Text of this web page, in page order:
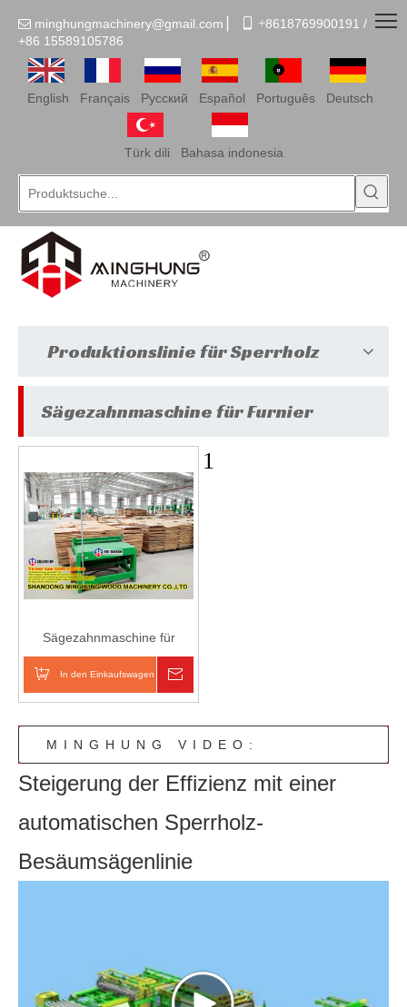
 minghungmachinery@gmail.com  +8618769900191 /
+86 15589105786
English Français Pусский Español Português Deutsch
Türk dili Bahasa indonesia
1
Produktionslinie für Sperrholz
Sägezahnmaschine für Furnier
Sägezahnmaschine für
In den Einkaufswagen
MINGHUNG VIDEO:
AUTOMATISCHE
SPERRHOLZ-
PRODUKTIONSLINIE
Steigerung der Effizienz mit einer
automatischen Sperrholz-
Besäumsägenlinie